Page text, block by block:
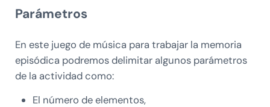
Parámetros
En este juego de música para trabajar la memoria
episódica podremos delimitar algunos parámetros
de la actividad como:
El número de elementos,